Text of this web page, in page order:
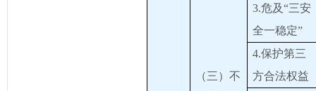
（三）不
3.危及“三安
全一稳定”
4.保护第三
方合法权益